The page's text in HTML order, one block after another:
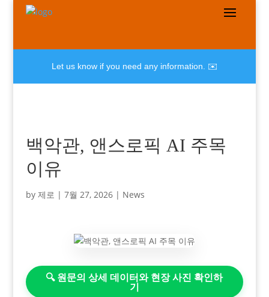
Let us know if you need any information. ✉️
백악관, 앤스로픽 AI 주목
이유
by 제로 | 7월 27, 2026| News
🔍 원문의 상세 데이터와 현장 사진 확인하
기